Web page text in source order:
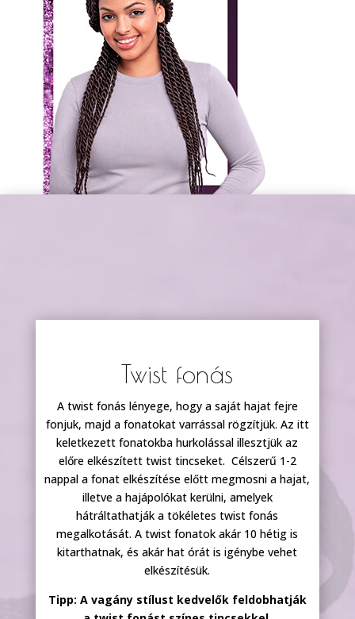
Twist fonás
A twist fonás lényege, hogy a saját hajat fejre
fonjuk, majd a fonatokat varrással rögzítjük. Az itt
keletkezett fonatokba hurkolással illesztjük az
előre elkészített twist tincseket. Célszerű 1-2
nappal a fonat elkészítése előtt megmosni a hajat,
illetve a hajápolókat kerülni, amelyek
hátráltathatják a tökéletes twist fonás
megalkotását. A twist fonatok akár 10 hétig is
kitarthatnak, és akár hat órát is igénybe vehet
elkészítésük.
Tipp: A vagány stílust kedvelők feldobhatják